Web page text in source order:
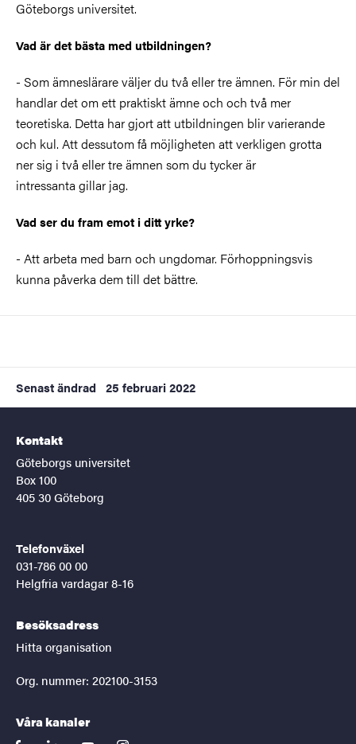
Göteborgs universitet.
Vad är det bästa med utbildningen?
- Som ämneslärare väljer du två eller tre ämnen. För min del
handlar det om ett praktiskt ämne och och två mer
teoretiska. Detta har gjort att utbildningen blir varierande
och kul. Att dessutom få möjligheten att verkligen grotta
ner sig i två eller tre ämnen som du tycker är
intressanta gillar jag.
Vad ser du fram emot i ditt yrke?
- Att arbeta med barn och ungdomar. Förhoppningsvis
kunna påverka dem till det bättre.
Senast ändrad 25 februari 2022
Kontakt
Göteborgs universitet
Box 100
405 30 Göteborg
Telefonväxel
031-786 00 00
Helgfria vardagar 8-16
Besöksadress
Hitta organisation
Org. nummer: 202100-3153
Våra kanaler